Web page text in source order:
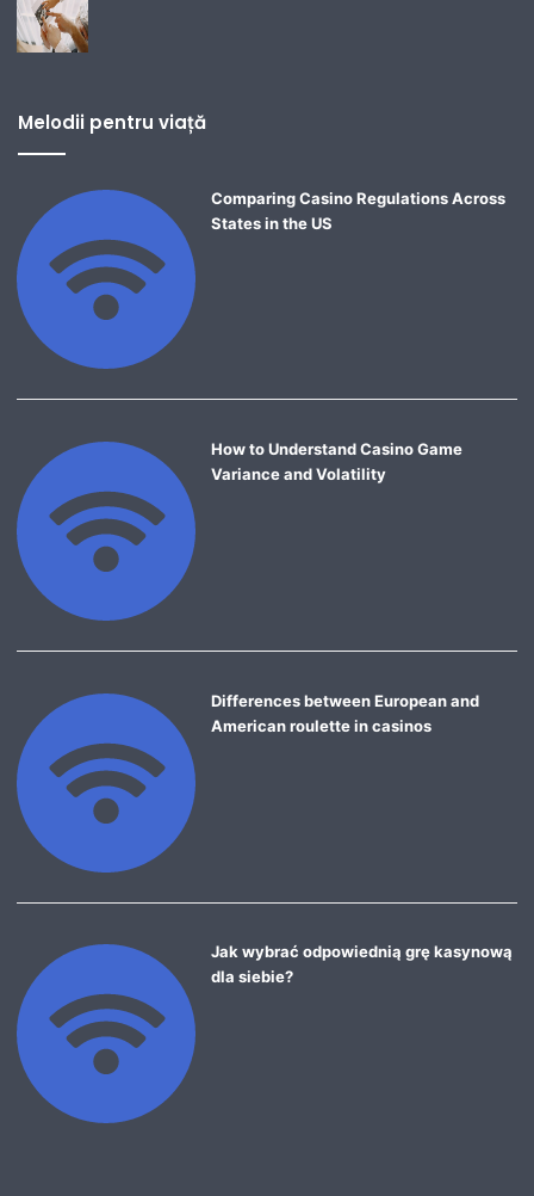
Melodii pentru viață
Comparing Casino Regulations Across
States in the US
How to Understand Casino Game
Variance and Volatility
Differences between European and
American roulette in casinos
Jak wybrać odpowiednią grę kasynową
dla siebie?